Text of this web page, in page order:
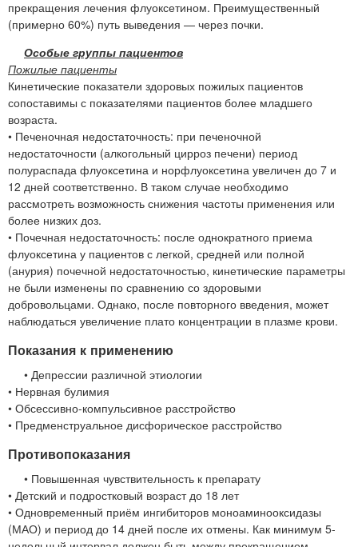
прекращения лечения флуоксетином. Преимущественный
(примерно 60%) путь выведения — через почки.
Особые группы пациентов
Пожилые пациенты
Кинетические показатели здоровых пожилых пациентов
сопоставимы с показателями пациентов более младшего
возраста.
• Печеночная недостаточность: при печеночной
недостаточности (алкогольный цирроз печени) период
полураспада флуоксетина и норфлуоксетина увеличен до 7 и
12 дней соответственно. В таком случае необходимо
рассмотреть возможность снижения частоты применения или
более низких доз.
• Почечная недостаточность: после однократного приема
флуоксетина у пациентов с легкой, средней или полной
(анурия) почечной недостаточностью, кинетические параметры
не были изменены по сравнению со здоровыми
добровольцами. Однако, после повторного введения, может
наблюдаться увеличение плато концентрации в плазме крови.
Показания к применению
• Депрессии различной этиологии
• Нервная булимия
• Обсессивно-компульсивное расстройство
• Предменструальное дисфорическое расстройство
Противопоказания
• Повышенная чувствительность к препарату
• Детский и подростковый возраст до 18 лет
• Одновременный приём ингибиторов моноаминооксидазы
(МАО) и период до 14 дней после их отмены. Как минимум 5-